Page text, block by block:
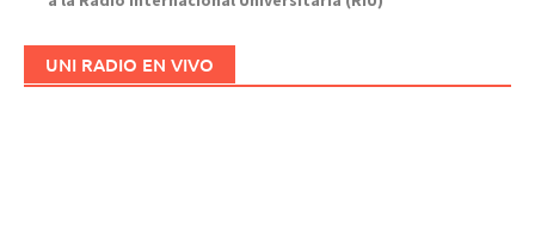
UNI RADIO EN VIVO